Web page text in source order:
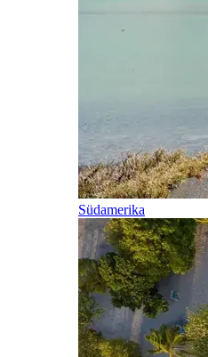
Südamerika